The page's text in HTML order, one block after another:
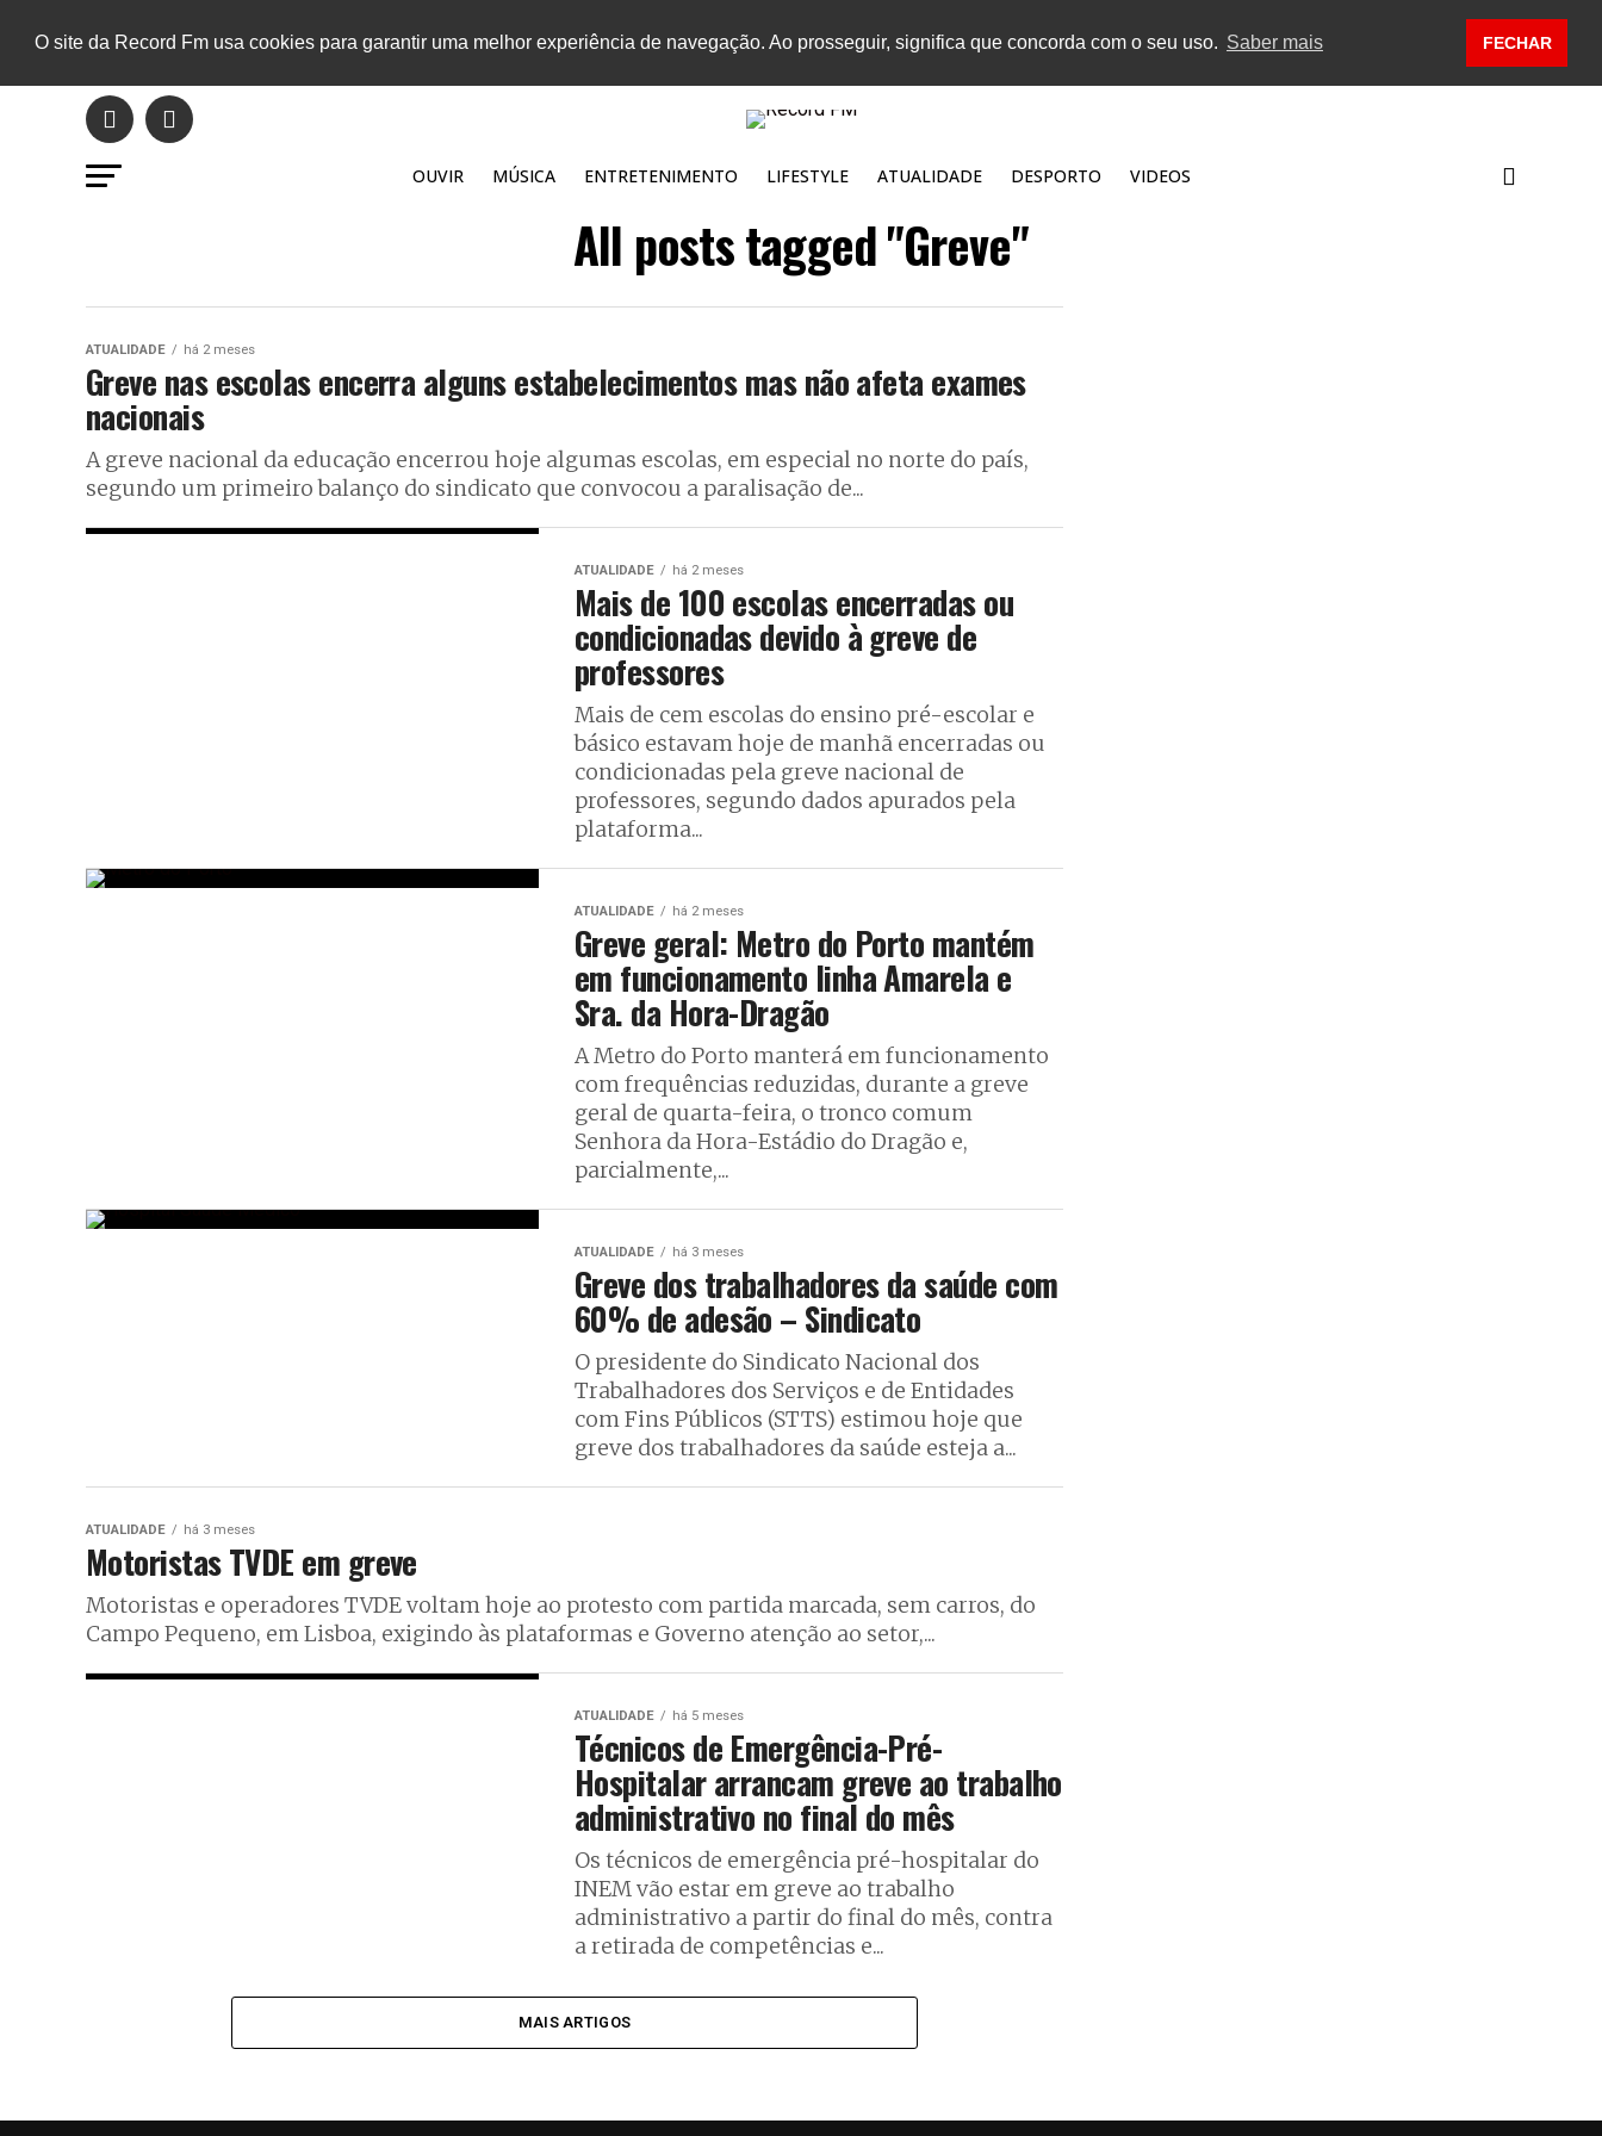
O site da Record Fm usa cookies para garantir uma melhor experiência de navegação. Ao prosseguir, significa que concorda com o seu uso. Saber mais FECHAR
OUVIR MÚSICA ENTRETENIMENTO LIFESTYLE ATUALIDADE DESPORTO VIDEOS
All posts tagged "Greve"
ATUALIDADE há 2 meses
Greve nas escolas encerra alguns estabelecimentos mas não afeta exames
nacionais
A greve nacional da educação encerrou hoje algumas escolas, em especial no norte do país,
segundo um primeiro balanço do sindicato que convocou a paralisação de...
ATUALIDADE há 2 meses
Mais de 100 escolas encerradas ou
condicionadas devido à greve de
professores
Mais de cem escolas do ensino pré-escolar e
básico estavam hoje de manhã encerradas ou
condicionadas pela greve nacional de
professores, segundo dados apurados pela
plataforma...
ATUALIDADE há 2 meses
Greve geral: Metro do Porto mantém
em funcionamento linha Amarela e
Sra. da Hora-Dragão
A Metro do Porto manterá em funcionamento
com frequências reduzidas, durante a greve
geral de quarta-feira, o tronco comum
Senhora da Hora-Estádio do Dragão e,
parcialmente,...
ATUALIDADE há 3 meses
Greve dos trabalhadores da saúde com
60% de adesão – Sindicato
O presidente do Sindicato Nacional dos
Trabalhadores dos Serviços e de Entidades
com Fins Públicos (STTS) estimou hoje que
greve dos trabalhadores da saúde esteja a...
ATUALIDADE há 3 meses
Motoristas TVDE em greve
Motoristas e operadores TVDE voltam hoje ao protesto com partida marcada, sem carros, do
Campo Pequeno, em Lisboa, exigindo às plataformas e Governo atenção ao setor,...
ATUALIDADE há 5 meses
Técnicos de Emergência-Pré-
Hospitalar arrancam greve ao trabalho
administrativo no final do mês
Os técnicos de emergência pré-hospitalar do
INEM vão estar em greve ao trabalho
administrativo a partir do final do mês, contra
a retirada de competências e...
MAIS ARTIGOS